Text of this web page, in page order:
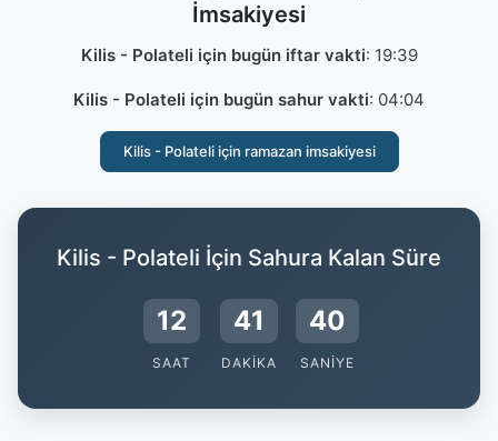
İmsakiyesi
Kilis - Polateli için bugün iftar vakti: 19:39
Kilis - Polateli için bugün sahur vakti: 04:04
Kilis - Polateli için ramazan imsakiyesi
Kilis - Polateli İçin Sahura Kalan Süre
12
SAAT
41
DAKIKA
39
SANIYE